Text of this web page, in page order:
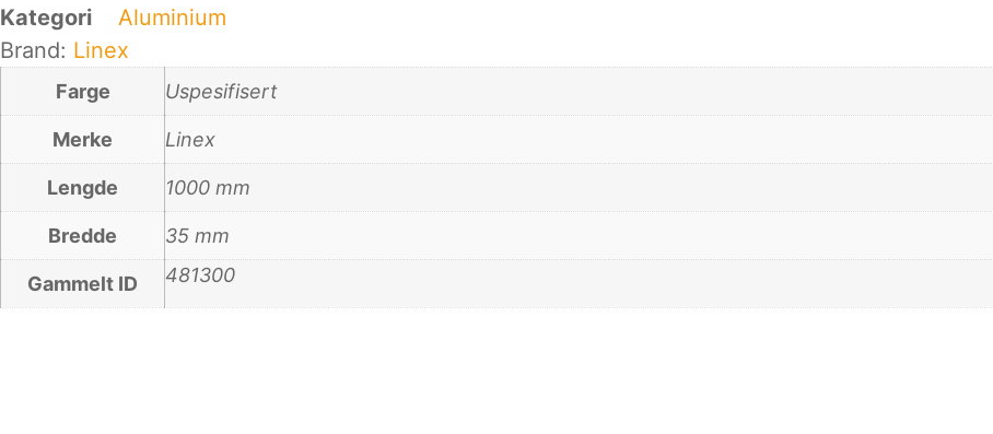
Kategori
Aluminium
Brand: Linex
Farge Uspesifisert
Merke Linex
Lengde 1000 mm
Bredde 35 mm
Gammelt ID 481300